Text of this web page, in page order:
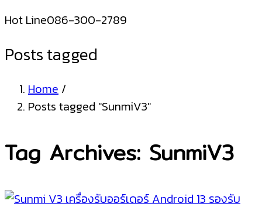
Hot Line086-300-2789
Posts tagged
Home /
Posts tagged "SunmiV3"
Tag Archives: SunmiV3